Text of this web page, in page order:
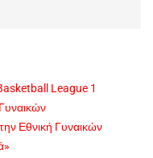
League 1
Εθνική Γυναικών